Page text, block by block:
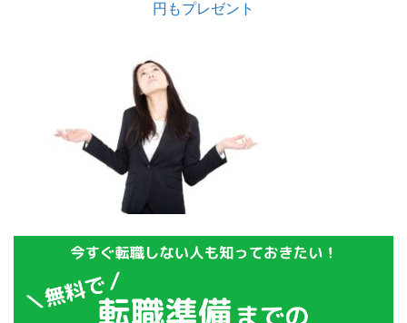
円もプレゼント